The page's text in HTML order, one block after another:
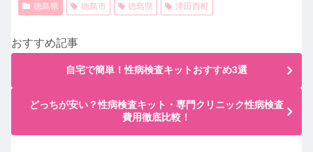
徳島県 徳島市 徳島県 津田西町
おすすめ記事
自宅で簡単！性病検査キットおすすめ3選
どっちが安い？性病検査キット・専門クリニック性病検査
費用徹底比較！